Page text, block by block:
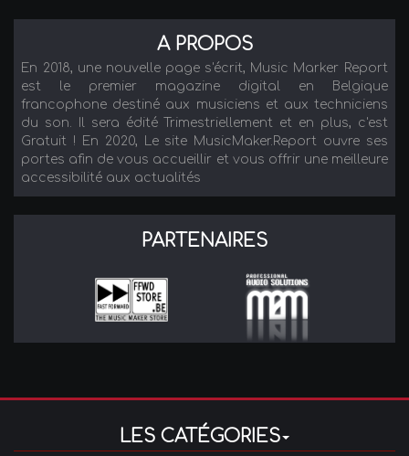
A PROPOS
En 2018, une nouvelle page s'écrit, Music Marker Report
est le premier magazine digital en Belgique
francophone destiné aux musiciens et aux techniciens
du son. Il sera édité Trimestriellement et en plus, c'est
Gratuit ! En 2020, Le site MusicMaker.Report ouvre ses
portes afin de vous accueillir et vous offrir une meilleure
accessibilité aux actualités
PARTENAIRES
LES CATÉGORIES